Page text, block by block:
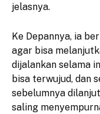
jelasnya.
Ke Depannya, ia
agar bisa
dijalankan selama
bisa terwujud, dan
sebelumnya
saling